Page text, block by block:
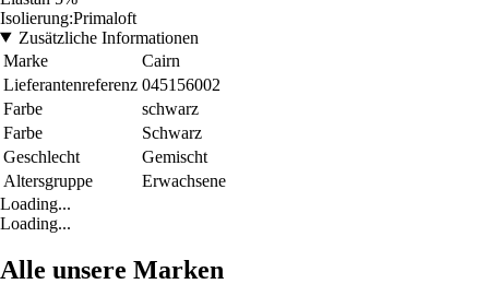
Isolierung:Primaloft
Zusätzliche Informationen
Marke
Cairn
Lieferantenreferenz 045156002
Farbe
schwarz
Farbe
Schwarz
Geschlecht
Gemischt
Altersgruppe
Erwachsene
Loading...
Loading...
Alle unsere Marken